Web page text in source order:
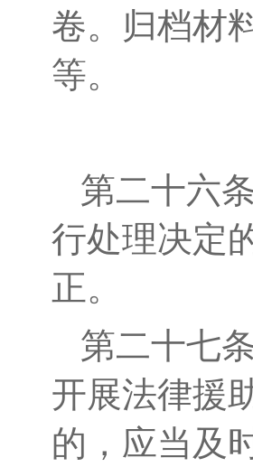
卷。归档材
等。
第二十六
行处理决定
正。
第二十七
开展法律援
的，应当及